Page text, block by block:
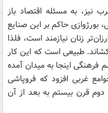
به مسئله اقتصاد باز
بورژوازی حاکم بر این صنایع
زنان نیازمند است، فلذا
طبیعی است که این کار
فرهنگی اینجا به میدان آمده
غربی افزود که فروپاشی
دوم قرن بیستم به بعد از آن